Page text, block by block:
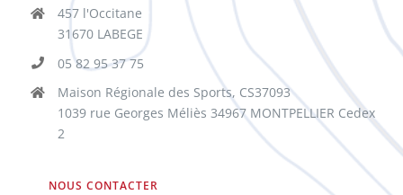
457 l'Occitane
31670 LABEGE
05 82 95 37 75
Maison Régionale des Sports, CS37093
1039 rue Georges Méliès 34967 MONTPELLIER Cedex
2
NOUS CONTACTER